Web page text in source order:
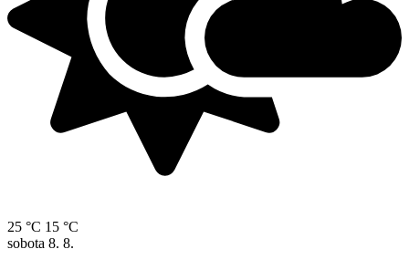
25 °C 15 °C
sobota 8. 8.